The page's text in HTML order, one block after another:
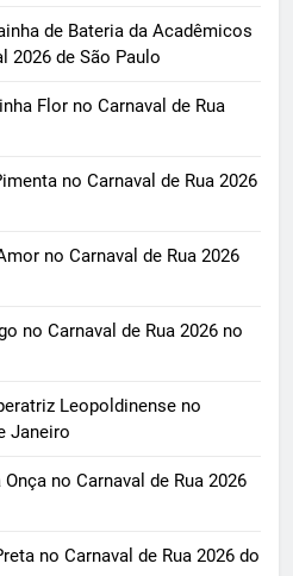
de Bateria da Acadêmicos
2026 de São Paulo
Flor no Carnaval de Rua
no Carnaval de Rua 2026
no Carnaval de Rua 2026
no Carnaval de Rua 2026 no
Leopoldinense no
Janeiro
no Carnaval de Rua 2026
no Carnaval de Rua 2026 do